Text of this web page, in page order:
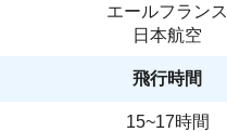
エールフランス
日本航空
飛行時間
15~17時間